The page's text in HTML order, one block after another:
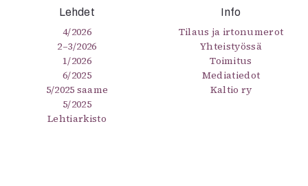
Lehdet
4/2026
2–3/2026
1/2026
6/2025
5/2025 saame
5/2025
Lehtiarkisto
Info
Tilaus ja irtonumerot
Yhteistyössä
Toimitus
Mediatiedot
Kaltio ry